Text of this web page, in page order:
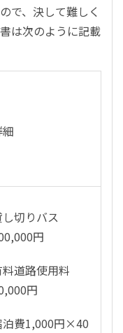
で、決して難しく
は次のように記載
切りバス
円
料道路使用料
円
泊費1,000円×40